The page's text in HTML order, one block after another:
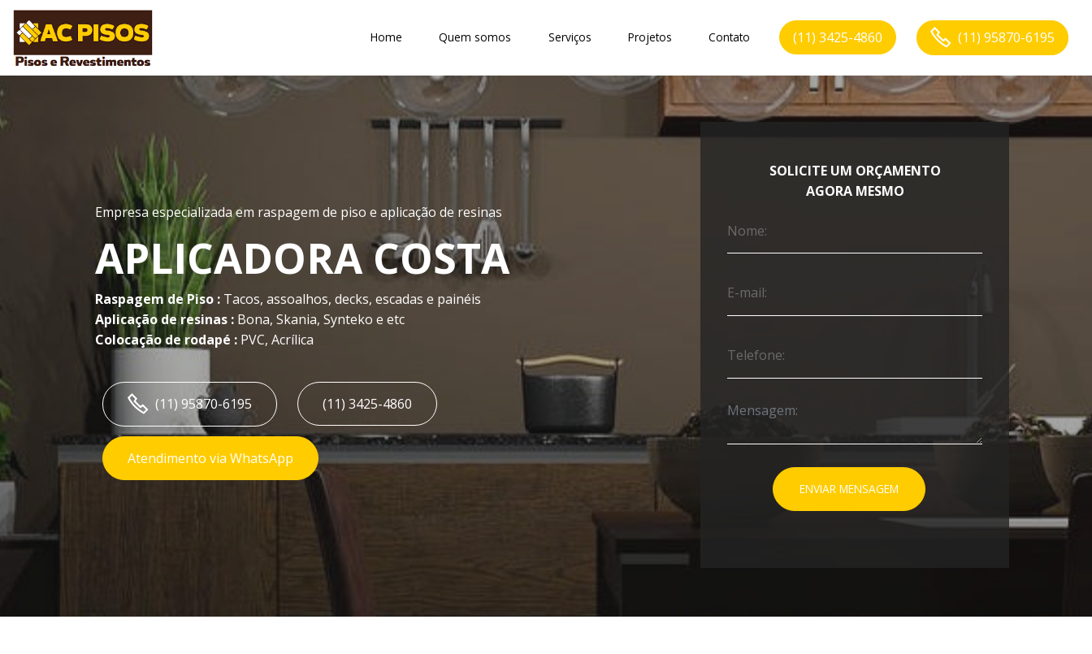
Home Quem somos Serviços Projetos Contato (11) 3425-4860 (11) 95870-6195
Empresa especializada em raspagem de piso e aplicação de resinas
APLICADORA COSTA
Raspagem de Piso : Tacos, assoalhos, decks, escadas e painéis
Aplicação de resinas : Bona, Skania, Synteko e etc
Colocação de rodapé : PVC, Acrílica
(11) 95870-6195 (11) 3425-4860
Atendimento via WhatsApp
SOLICITE UM ORÇAMENTO
AGORA MESMO
ENVIAR MENSAGEM